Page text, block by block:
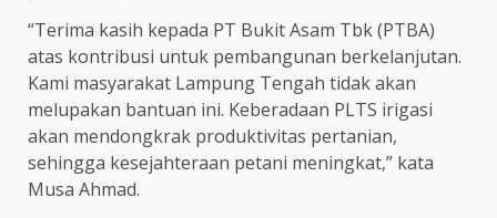
“Terima kasih kepada PT Bukit Asam Tbk (PTBA)
atas kontribusi untuk pembangunan berkelanjutan.
Kami masyarakat Lampung Tengah tidak akan
melupakan bantuan ini. Keberadaan PLTS irigasi
akan mendongkrak produktivitas pertanian,
sehingga kesejahteraan petani meningkat,” kata
Musa Ahmad.